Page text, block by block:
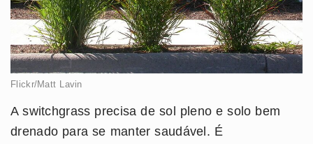
Flickr/Matt Lavin
A switchgrass precisa de sol pleno e solo bem
drenado para se manter saudável. É